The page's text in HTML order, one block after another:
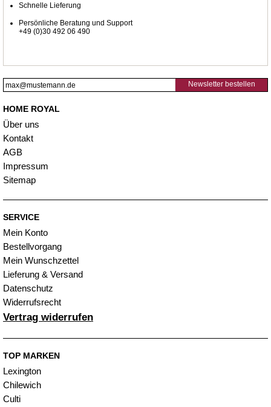
Schnelle Lieferung
Persönliche Beratung und Support
+49 (0)30 492 06 490
Newsletter bestellen
HOME ROYAL
Über uns
Kontakt
AGB
Impressum
Sitemap
SERVICE
Mein Konto
Bestellvorgang
Mein Wunschzettel
Lieferung & Versand
Datenschutz
Widerrufsrecht
Vertrag widerrufen
TOP MARKEN
Lexington
Chilewich
Culti